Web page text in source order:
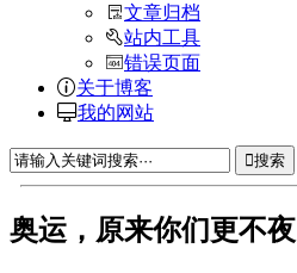
文章归档
站内工具
错误页面
关于博客
我的网站
搜索
奥运，原来你们更不夜